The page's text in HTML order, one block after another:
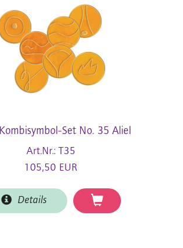
Set No. 35 Aliel
Art.Nr.: T35
105,50 EUR
Details